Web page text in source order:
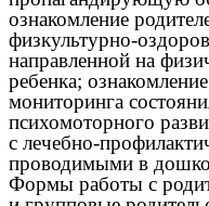
ознакомление
физкультурно-
направленной на
ребенка;
мониторинга
психомоторного
с лечебно-
проводимыми в
Формы работы с